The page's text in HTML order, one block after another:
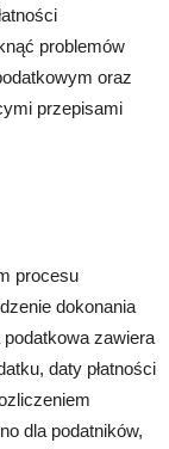
problemów
oraz
przepisami
procesu
dokonania
podatkowa zawiera
daty płatności
dla podatników,